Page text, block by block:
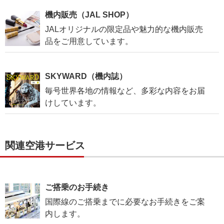
機内販売（JAL SHOP）
JALオリジナルの限定品や魅力的な機内販売
品をご用意しています。
SKYWARD（機内誌）
毎号世界各地の情報など、多彩な内容をお届
けしています。
関連空港サービス
ご搭乗のお手続き
国際線のご搭乗までに必要なお手続きをご案
内します。